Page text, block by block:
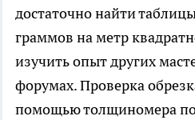
достаточно найти
граммов на метр
изучить опыт других
форумах. Проверка
помощью толщиномера